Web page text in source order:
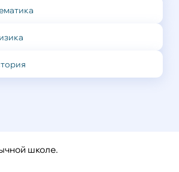
школе.